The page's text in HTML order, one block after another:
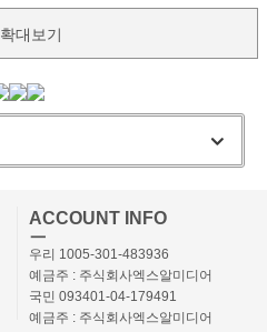
확대보기
ACCOUNT INFO
ㅡ
우리 1005-301-483936
예금주 : 주식회사엑스알미디어
국민 093401-04-179491
예금주 : 주식회사엑스알미디어